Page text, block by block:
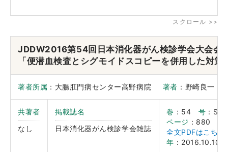
JDDW2016第54回日本消化器がん検診学会大会会
「便潜血検査とシグモイドスコピーを併用した対策
著者所属 ：大腸肛門病センター高野病院 著者 ：野崎良一
共著者
なし
掲載誌名
日本消化器がん検診学会雑誌
巻 ：54 号 ：
ページ ：880
全文PDFはこち
年 ：2016.10.10